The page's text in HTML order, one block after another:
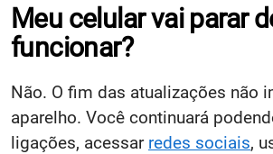
Meu celular vai parar
funcionar?
Não. O fim das atualizações não
aparelho. Você continuará
ligações, acessar redes sociais,